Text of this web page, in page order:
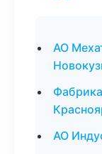
АО
АО